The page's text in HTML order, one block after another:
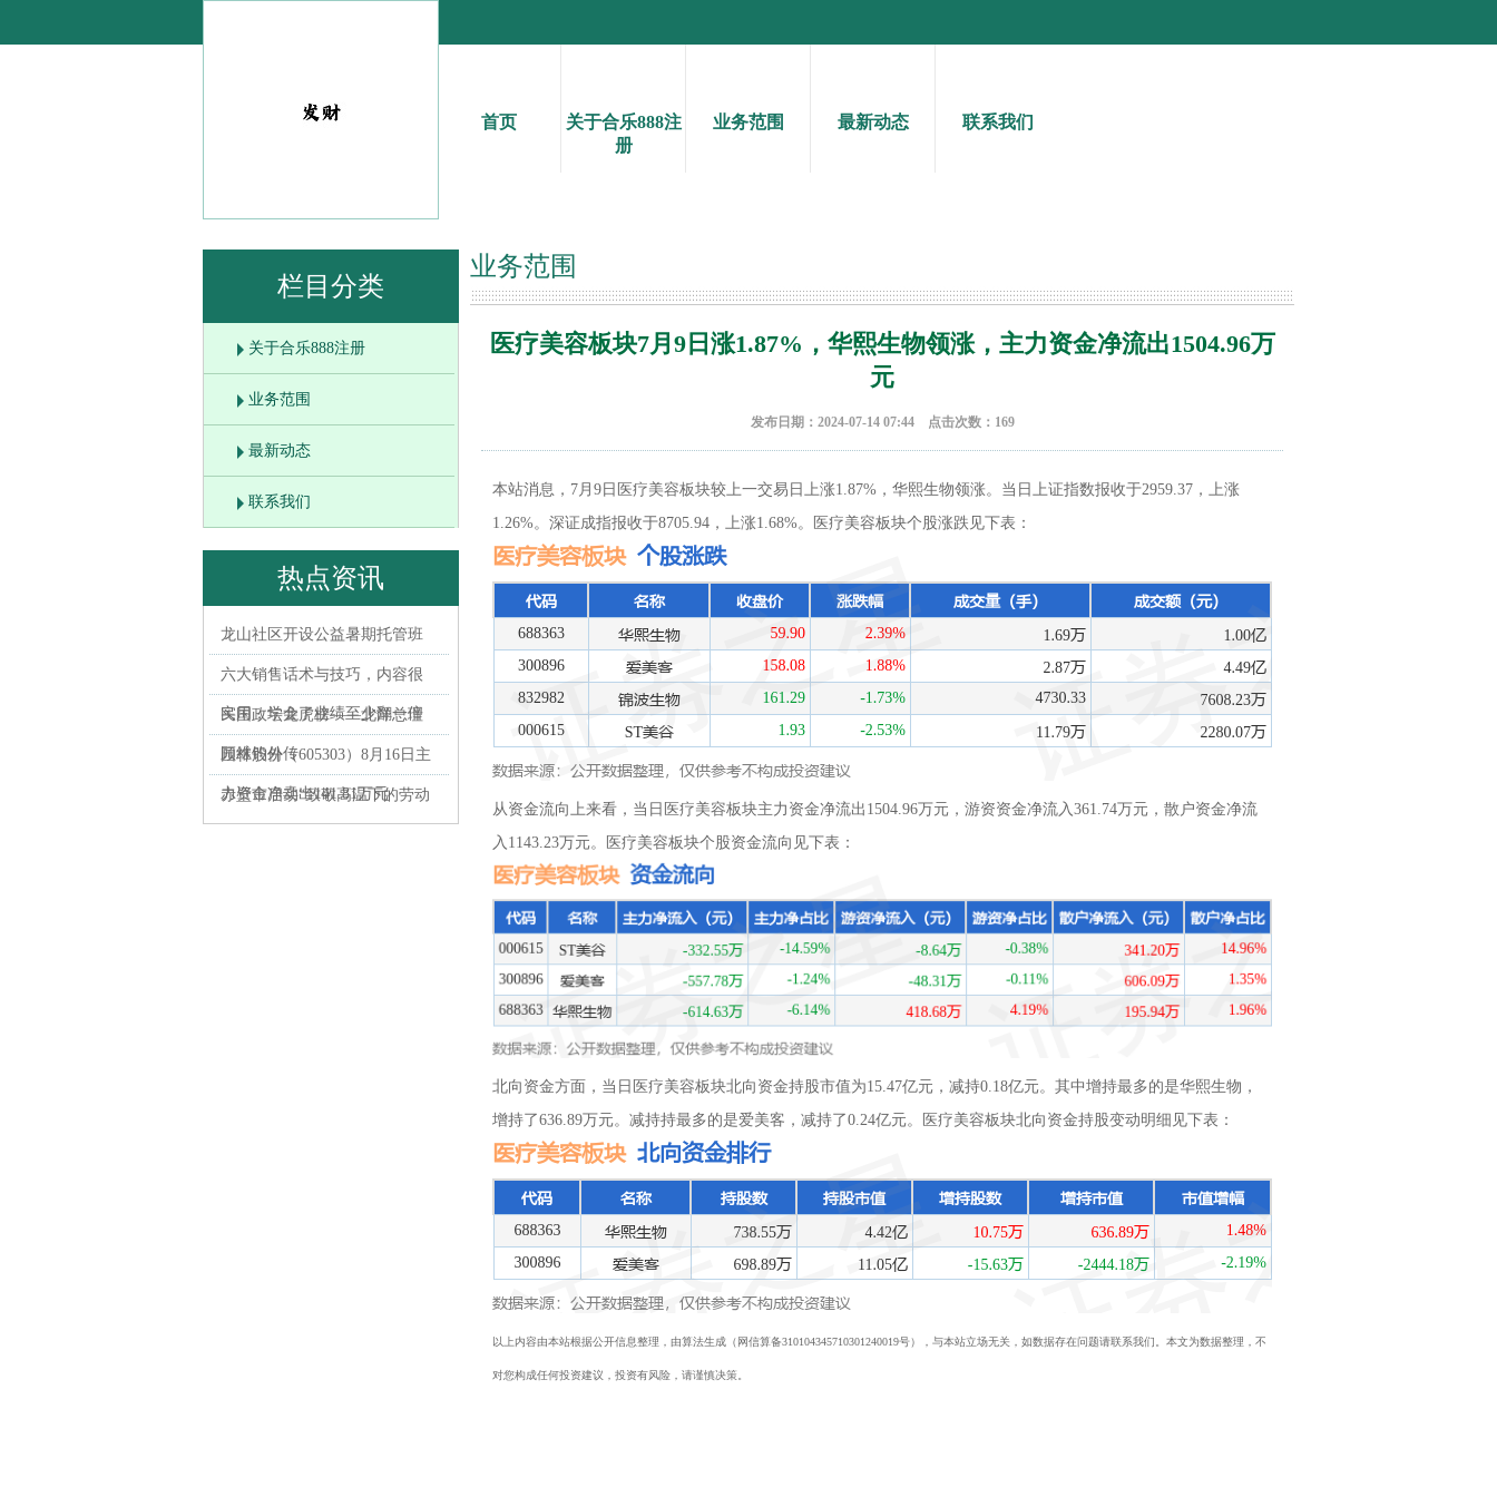
首页
关于合乐888注
册
业务范围 最新动态 联系我们
栏目分类
关于合乐888注册
业务范围
最新动态
联系我们
热点资讯
龙山社区开设公益暑期托管班
六大销售话术与技巧，内容很
实用，学会了业绩至少翻一倍
民国政坛龙虎榜——北洋总理
顾维钧外传
园林股份（605303）8月16日主
力资金净卖出141.81万元
赤壁市启动“致敬高温下的劳动
业务范围
医疗美容板块7月9日涨1.87%，华熙生物领涨，主力资金净流出1504.96万
元
发布日期：2024-07-14 07:44 点击次数：169
本站消息，7月9日医疗美容板块较上一交易日上涨1.87%，华熙生物领涨。当日上证指数报收于2959.37，上涨
1.26%。深证成指报收于8705.94，上涨1.68%。医疗美容板块个股涨跌见下表：
从资金流向上来看，当日医疗美容板块主力资金净流出1504.96万元，游资资金净流入361.74万元，散户资金净流
入1143.23万元。医疗美容板块个股资金流向见下表：
北向资金方面，当日医疗美容板块北向资金持股市值为15.47亿元，减持0.18亿元。其中增持最多的是华熙生物，
增持了636.89万元。减持持最多的是爱美客，减持了0.24亿元。医疗美容板块北向资金持股变动明细见下表：
以上内容由本站根据公开信息整理，由算法生成（网信算备310104345710301240019号），与本站立场无关，如数据存在问题请联系我们。本文为数据整理，不
对您构成任何投资建议，投资有风险，请谨慎决策。